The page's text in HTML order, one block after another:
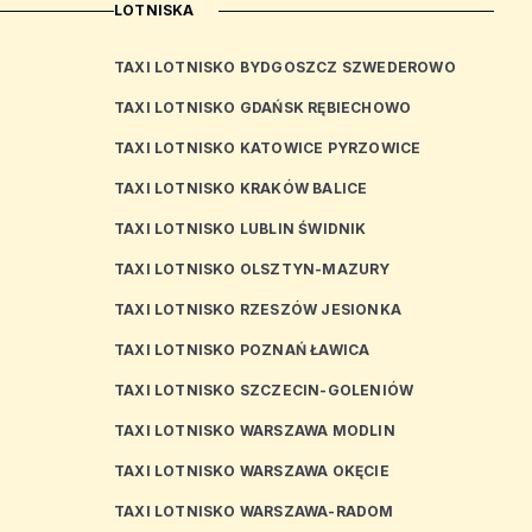
LOTNISKA
TAXI LOTNISKO BYDGOSZCZ SZWEDEROWO
TAXI LOTNISKO GDAŃSK RĘBIECHOWO
TAXI LOTNISKO KATOWICE PYRZOWICE
TAXI LOTNISKO KRAKÓW BALICE
TAXI LOTNISKO LUBLIN ŚWIDNIK
TAXI LOTNISKO OLSZTYN-MAZURY
TAXI LOTNISKO RZESZÓW JESIONKA
TAXI LOTNISKO POZNAŃ ŁAWICA
TAXI LOTNISKO SZCZECIN-GOLENIÓW
TAXI LOTNISKO WARSZAWA MODLIN
TAXI LOTNISKO WARSZAWA OKĘCIE
TAXI LOTNISKO WARSZAWA-RADOM